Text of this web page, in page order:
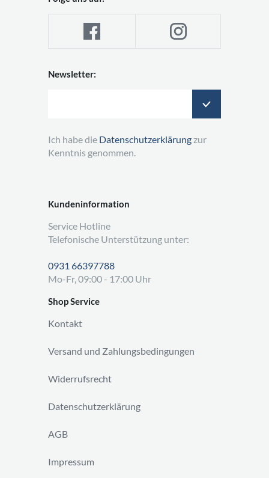
Kundeninformation
Service Hotline
Telefonische Unterstützung unter:
0931 66397788
Mo-Fr, 09:00 - 17:00 Uhr
Shop Service
Kontakt
Versand und Zahlungsbedingungen
Widerrufsrecht
Datenschutzerklärung
AGB
Impressum
Newsletter:
Ich habe die Datenschutzerklärung zur
Kenntnis genommen.